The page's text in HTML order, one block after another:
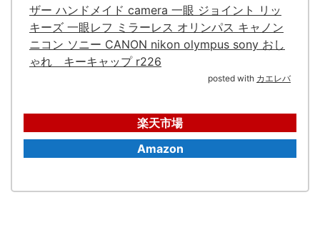
ザー ハンドメイド camera 一眼 ジョイント リッ
キーズ 一眼レフ ミラーレス オリンパス キャノン
ニコン ソニー CANON nikon olympus sony おし
ゃれ キーキャップ r226
posted with カエレバ
楽天市場
Amazon